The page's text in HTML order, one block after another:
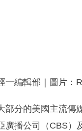
一編輯部｜圖片：
部分的美國主流傳
廣播公司（CBS）